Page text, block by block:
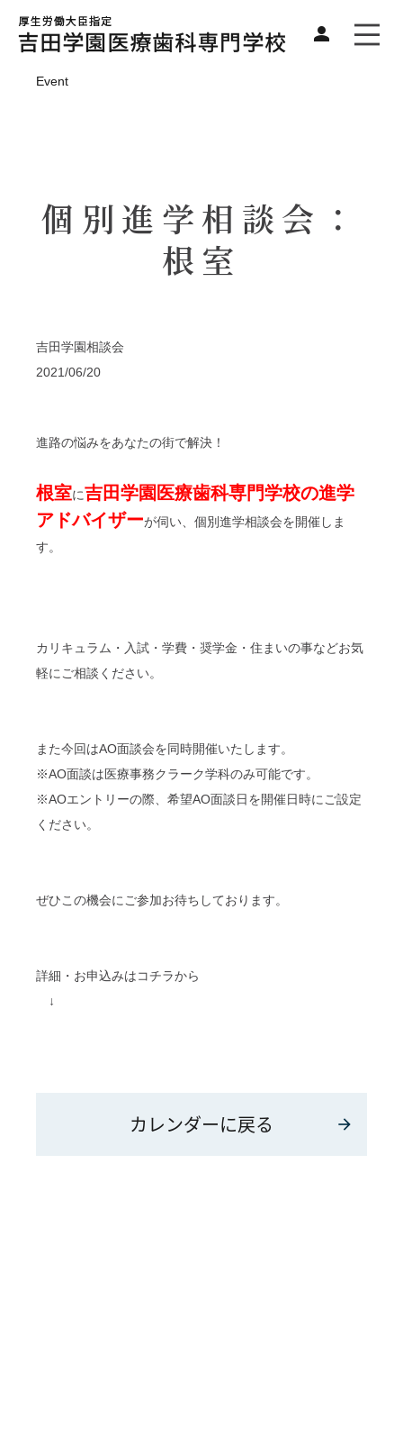
Event
個別進学相談会：
根室
吉田学園相談会
2021/06/20
進路の悩みをあなたの街で解決！
根室に吉田学園医療歯科専門学校の進学
アドバイザーが伺い、個別進学相談会を開催しま
す。
カリキュラム・入試・学費・奨学金・住まいの事などお気
軽にご相談ください。
また今回はAO面談会を同時開催いたします。
※AO面談は医療事務クラーク学科のみ可能です。
※AOエントリーの際、希望AO面談日を開催日時にご設定
ください。
ぜひこの機会にご参加お待ちしております。
詳細・お申込みはコチラから
↓
カレンダーに戻る